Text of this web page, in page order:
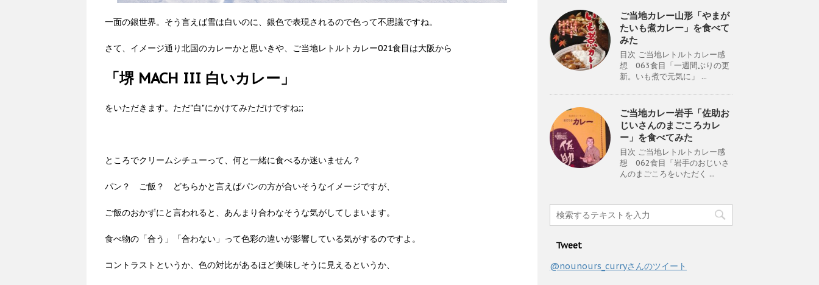
一面の銀世界。そう言えば雪は白いのに、銀色で表現されるので色って不思議ですね。
さて、イメージ通り北国のカレーかと思いきや、ご当地レトルトカレー021食目は大阪から
「堺 MACH III 白いカレー」
をいただきます。ただ"白"にかけてみただけですね;;
ところでクリームシチューって、何と一緒に食べるか迷いません？
パン？ ご飯？ どちらかと言えばパンの方が合いそうなイメージですが、
ご飯のおかずにと言われると、あんまり合わなそうな気がしてしまいます。
食べ物の「合う」「合わない」って色彩の違いが影響している気がするのですよ。
コントラストというか、色の対比があるほど美味しそうに見えるというか、
ご当地カレー山形「やまが
たいも煮カレー」を食べて
みた
目次 ご当地レトルトカレー感
想 063食目「一週間ぶりの更
新。いも煮で元気に」 ...
ご当地カレー岩手「佐助お
じいさんのまごころカレ
ー」を食べてみた
目次 ご当地レトルトカレー感
想 062食目「岩手のおじいさ
んのまごころをいただく ...
Tweet
@nounours_curryさんのツイート